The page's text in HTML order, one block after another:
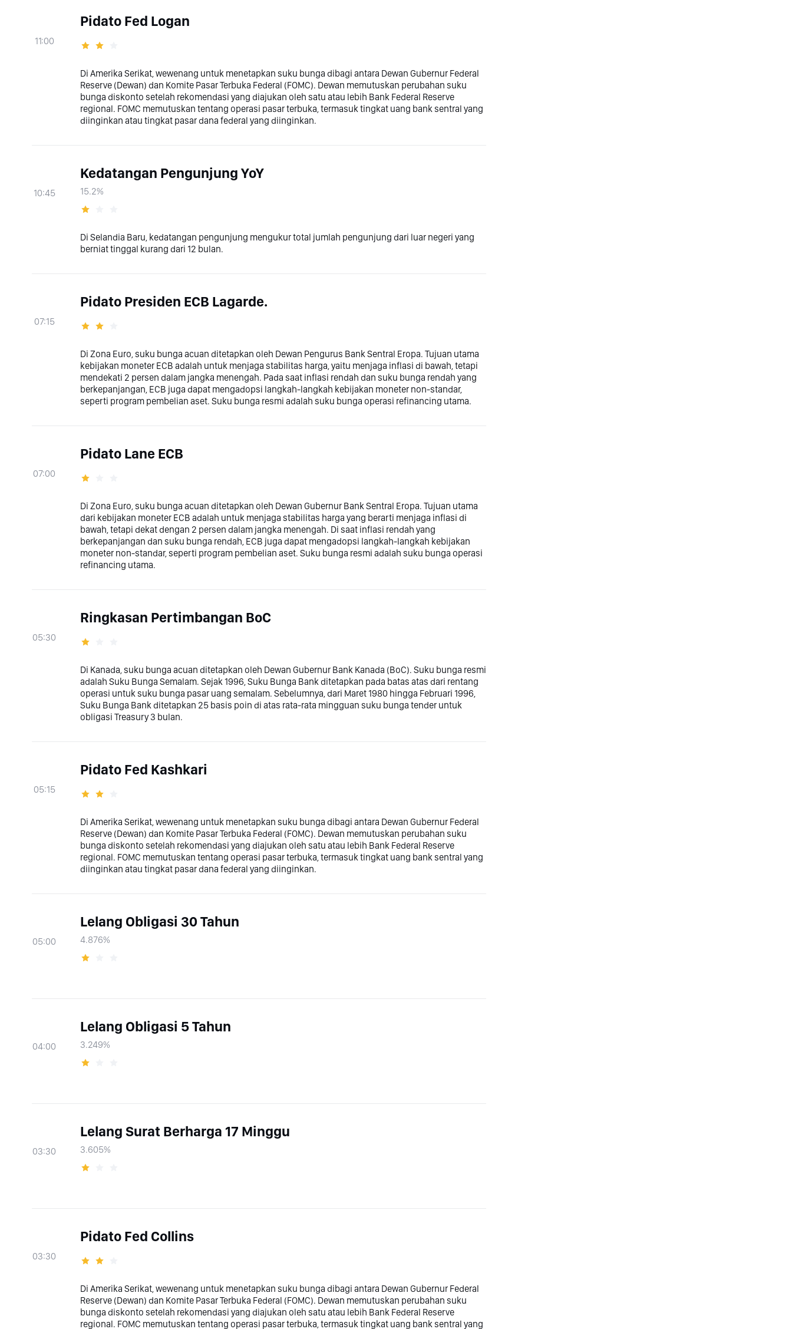
11:00
Pidato Fed Logan
Di Amerika Serikat, wewenang untuk menetapkan suku bunga dibagi antara Dewan Gubernur Federal
Reserve (Dewan) dan Komite Pasar Terbuka Federal (FOMC). Dewan memutuskan perubahan suku
bunga diskonto setelah rekomendasi yang diajukan oleh satu atau lebih Bank Federal Reserve
regional. FOMC memutuskan tentang operasi pasar terbuka, termasuk tingkat uang bank sentral yang
diinginkan atau tingkat pasar dana federal yang diinginkan.
10:45
Kedatangan Pengunjung YoY
15.2%
Di Selandia Baru, kedatangan pengunjung mengukur total jumlah pengunjung dari luar negeri yang
berniat tinggal kurang dari 12 bulan.
07:15
Pidato Presiden ECB Lagarde.
Di Zona Euro, suku bunga acuan ditetapkan oleh Dewan Pengurus Bank Sentral Eropa. Tujuan utama
kebijakan moneter ECB adalah untuk menjaga stabilitas harga, yaitu menjaga inflasi di bawah, tetapi
mendekati 2 persen dalam jangka menengah. Pada saat inflasi rendah dan suku bunga rendah yang
berkepanjangan, ECB juga dapat mengadopsi langkah-langkah kebijakan moneter non-standar,
seperti program pembelian aset. Suku bunga resmi adalah suku bunga operasi refinancing utama.
07:00
Pidato Lane ECB
Di Zona Euro, suku bunga acuan ditetapkan oleh Dewan Gubernur Bank Sentral Eropa. Tujuan utama
dari kebijakan moneter ECB adalah untuk menjaga stabilitas harga yang berarti menjaga inflasi di
bawah, tetapi dekat dengan 2 persen dalam jangka menengah. Di saat inflasi rendah yang
berkepanjangan dan suku bunga rendah, ECB juga dapat mengadopsi langkah-langkah kebijakan
moneter non-standar, seperti program pembelian aset. Suku bunga resmi adalah suku bunga operasi
refinancing utama.
05:30
Ringkasan Pertimbangan BoC
Di Kanada, suku bunga acuan ditetapkan oleh Dewan Gubernur Bank Kanada (BoC). Suku bunga resmi
adalah Suku Bunga Semalam. Sejak 1996, Suku Bunga Bank ditetapkan pada batas atas dari rentang
operasi untuk suku bunga pasar uang semalam. Sebelumnya, dari Maret 1980 hingga Februari 1996,
Suku Bunga Bank ditetapkan 25 basis poin di atas rata-rata mingguan suku bunga tender untuk
obligasi Treasury 3 bulan.
05:15
Pidato Fed Kashkari
Di Amerika Serikat, wewenang untuk menetapkan suku bunga dibagi antara Dewan Gubernur Federal
Reserve (Dewan) dan Komite Pasar Terbuka Federal (FOMC). Dewan memutuskan perubahan suku
bunga diskonto setelah rekomendasi yang diajukan oleh satu atau lebih Bank Federal Reserve
regional. FOMC memutuskan tentang operasi pasar terbuka, termasuk tingkat uang bank sentral yang
diinginkan atau tingkat pasar dana federal yang diinginkan.
05:00
Lelang Obligasi 30 Tahun
4.876%
04:00
Lelang Obligasi 5 Tahun
3.249%
03:30
Lelang Surat Berharga 17 Minggu
3.605%
03:30
Pidato Fed Collins
Di Amerika Serikat, wewenang untuk menetapkan suku bunga dibagi antara Dewan Gubernur Federal
Reserve (Dewan) dan Komite Pasar Terbuka Federal (FOMC). Dewan memutuskan perubahan suku
bunga diskonto setelah rekomendasi yang diajukan oleh satu atau lebih Bank Federal Reserve
regional. FOMC memutuskan tentang operasi pasar terbuka, termasuk tingkat uang bank sentral yang